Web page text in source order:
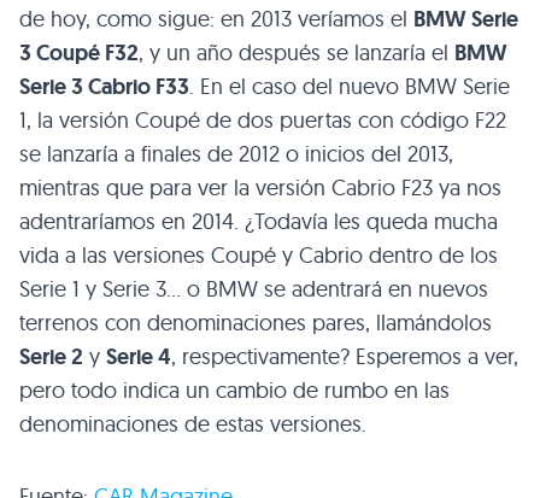
de hoy, como sigue: en 2013 veríamos el BMWSerie
3 Coupé F32, y un año después se lanzaría el BMW
Serie 3 Cabrio F33. En el caso del nuevo BMW Serie
1, la versión Coupé de dos puertas con código F22
se lanzaría a finales de 2012 o inicios del 2013,
mientras que para ver la versión Cabrio F23 ya nos
adentraríamos en 2014. ¿Todavía les queda mucha
vida a las versiones Coupé y Cabrio dentro de los
Serie 1 y Serie 3… o BMW se adentrará en nuevos
terrenos con denominaciones pares, llamándolos
Serie 2 y Serie 4, respectivamente? Esperemos a ver,
pero todo indica un cambio de rumbo en las
denominaciones de estas versiones.